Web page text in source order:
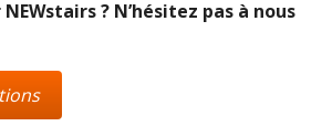
? N’hésitez pas à nous